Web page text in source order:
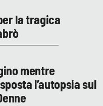
la tragica
mentre
l’autopsia sul